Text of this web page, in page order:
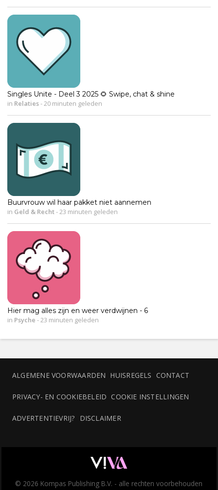
Singles Unite - Deel 3 2025 🌻 Swipe, chat & shine
in Relaties-20 minuten geleden
Buurvrouw wil haar pakket niet aannemen
in Geld & Recht-23 minuten geleden
Hier mag alles zijn en weer verdwijnen - 6
in Psyche -23 minuten geleden
ALGEMENE VOORWAARDEN HUISREGELS CONTACT
PRIVACY- EN COOKIEBELEID COOKIE INSTELLINGEN
ADVERTENTIEVRIJ? DISCLAIMER
© 2026 Kompas Publishing B.V. - alle rechten voorbehouden